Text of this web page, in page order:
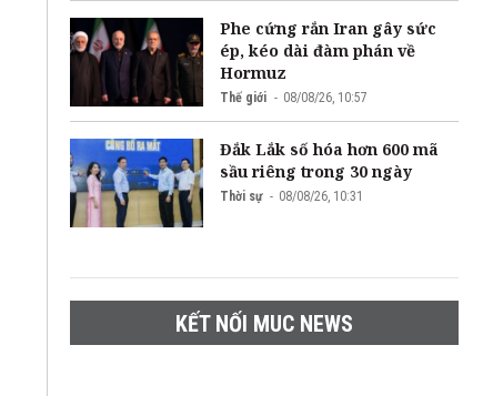
Phe cứng rắn Iran gây sức
ép, kéo dài đàm phán về
Hormuz
Thế giới 08/08/26, 10:57
Đắk Lắk số hóa hơn 600 mã
sầu riêng trong 30 ngày
Thời sự 08/08/26, 10:31
KẾT NỐI MUC NEWS